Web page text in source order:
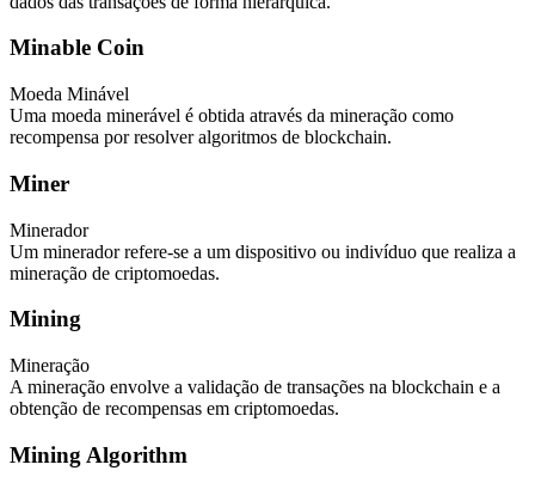
Minable Coin
Moeda Minável
Uma moeda minerável é obtida através da mineração como
recompensa por resolver algoritmos de blockchain.
Miner
Minerador
Um minerador refere-se a um dispositivo ou indivíduo que realiza a
mineração de criptomoedas.
Mining
Mineração
A mineração envolve a validação de transações na blockchain e a
obtenção de recompensas em criptomoedas.
Mining Algorithm